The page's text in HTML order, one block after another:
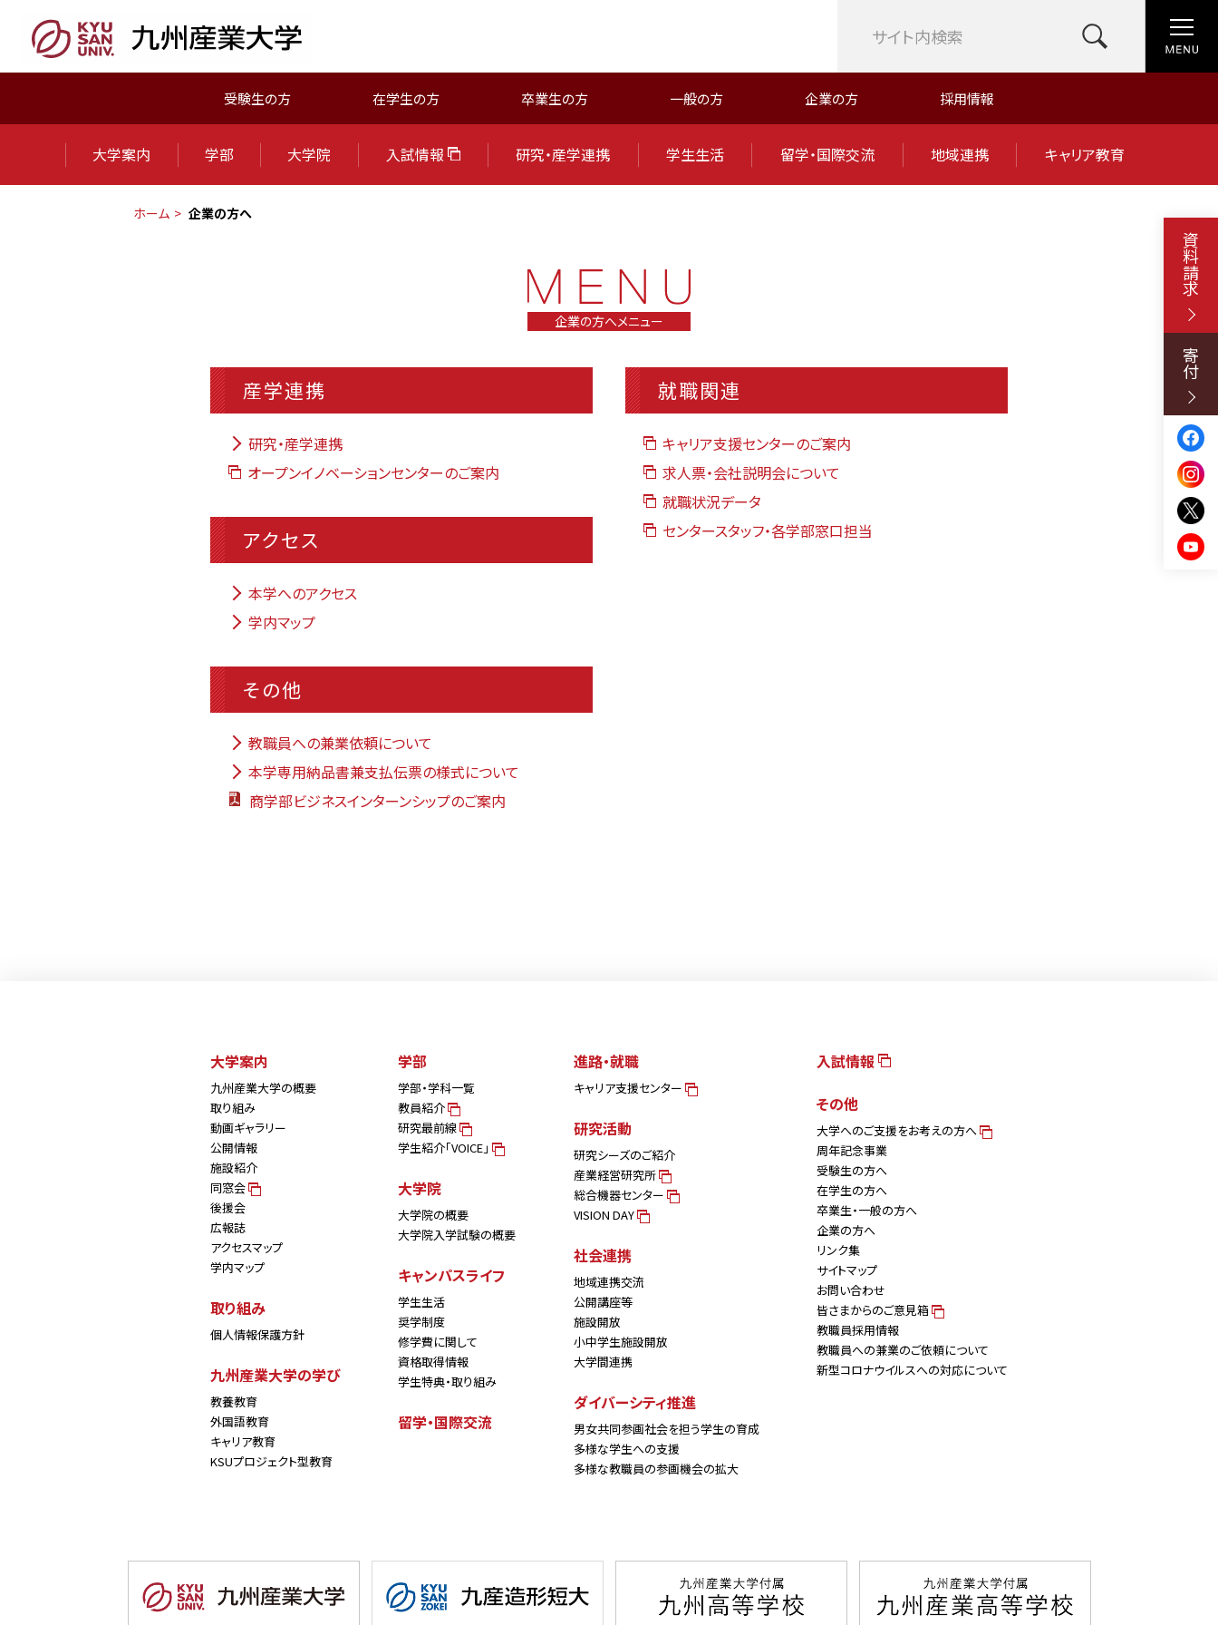
受験生の方 在学生の方 卒業生の方 一般の方 企業の方 採用情報
大学案内 学部 大学院 入試情報 研究・産学連携 学生生活 留学・国際交流 地域連携 キャリア教育
ホーム 企業の方へ
企業の方へメニュー
産学連携
研究・産学連携
オープンイノベーションセンターのご案内
アクセス
本学へのアクセス
学内マップ
その他
教職員への兼業依頼について
本学専用納品書兼支払伝票の様式について
商学部ビジネスインターンシップのご案内
就職関連
キャリア支援センターのご案内
求人票・会社説明会について
就職状況データ
センタースタッフ・各学部窓口担当
大学案内
九州産業大学の概要
取り組み
動画ギャラリー
公開情報
施設紹介
同窓会
後援会
広報誌
アクセスマップ
学内マップ
取り組み
個人情報保護方針
九州産業大学の学び
教養教育
外国語教育
キャリア教育
KSUプロジェクト型教育
学部
学部・学科一覧
教員紹介
研究最前線
学生紹介「VOICE」
大学院
大学院の概要
大学院入学試験の概要
キャンパスライフ
学生生活
奨学制度
修学費に関して
資格取得情報
学生特典・取り組み
留学・国際交流
進路・就職
キャリア支援センター
研究活動
研究シーズのご紹介
産業経営研究所
総合機器センター
VISION DAY
社会連携
地域連携交流
公開講座等
施設開放
小中学生施設開放
大学間連携
ダイバーシティ推進
男女共同参画社会を担う学生の育成
多様な学生への支援
多様な教職員の参画機会の拡大
入試情報
その他
大学へのご支援をお考えの方へ
周年記念事業
受験生の方へ
在学生の方へ
卒業生・一般の方へ
企業の方へ
リンク集
サイトマップ
お問い合わせ
皆さまからのご意見箱
教職員採用情報
教職員への兼業のご依頼について
新型コロナウイルスへの対応について
資料請求
寄付